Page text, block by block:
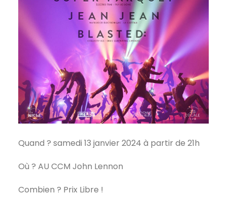
Quand ? samedi 13 janvier 2024 à partir de 21h
Où ? AU CCM John Lennon
Combien ? Prix Libre !